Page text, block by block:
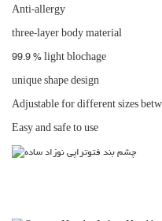
Anti-allergy
three-layer body material
99.9 % light blochage
unique shape design
Adjustable for different sizes
Easy and safe to use